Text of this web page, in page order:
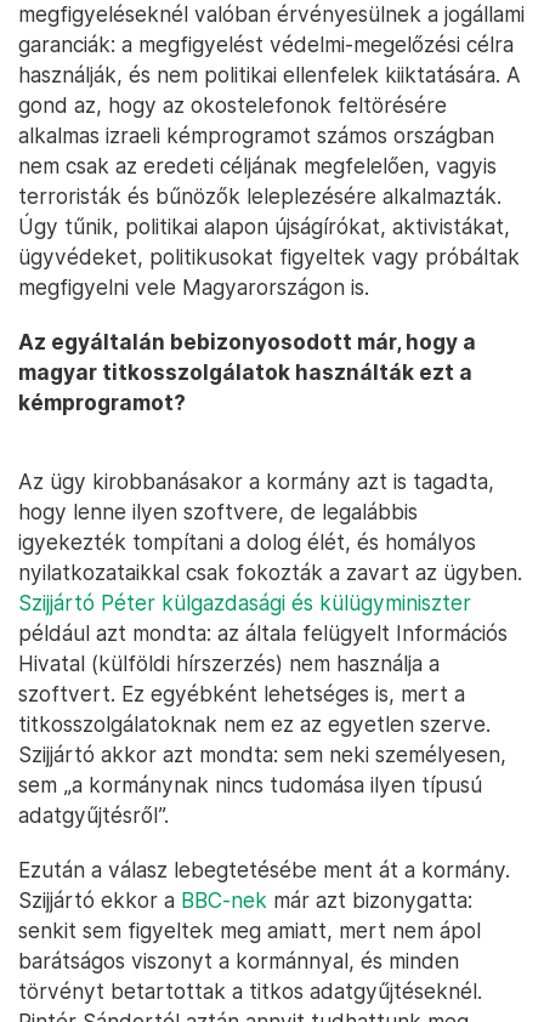
megfigyeléseknél valóban érvényesülnek a jogállami
garanciák: a megfigyelést védelmi-megelőzési célra
használják, és nem politikai ellenfelek kiiktatására. A
gond az, hogy az okostelefonok feltörésére
alkalmas izraeli kémprogramot számos országban
nem csak az eredeti céljának megfelelően, vagyis
terroristák és bűnözők leleplezésére alkalmazták.
Úgy tűnik, politikai alapon újságírókat, aktivistákat,
ügyvédeket, politikusokat figyeltek vagy próbáltak
megfigyelni vele Magyarországon is.
Az egyáltalán bebizonyosodott már, hogy a
magyar titkosszolgálatok használták ezt a
kémprogramot?
Az ügy kirobbanásakor a kormány azt is tagadta,
hogy lenne ilyen szoftvere, de legalábbis
igyekezték tompítani a dolog élét, és homályos
nyilatkozataikkal csak fokozták a zavart az ügyben.
Szijjártó Péter külgazdasági és külügyminiszter
például azt mondta: az általa felügyelt Információs
Hivatal (külföldi hírszerzés) nem használja a
szoftvert. Ez egyébként lehetséges is, mert a
titkosszolgálatoknak nem ez az egyetlen szerve.
Szijjártó akkor azt mondta: sem neki személyesen,
sem „a kormánynak nincs tudomása ilyen típusú
adatgyűjtésről”.
Ezután a válasz lebegtetésébe ment át a kormány.
Szijjártó ekkor a BBC-nek már azt bizonygatta:
senkit sem figyeltek meg amiatt, mert nem ápol
barátságos viszonyt a kormánnyal, és minden
törvényt betartottak a titkos adatgyűjtéseknél.